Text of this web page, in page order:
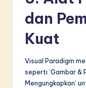
dan
Kuat
Visual Paradigm
seperti ‘Gambar &
Mengungkapkan’